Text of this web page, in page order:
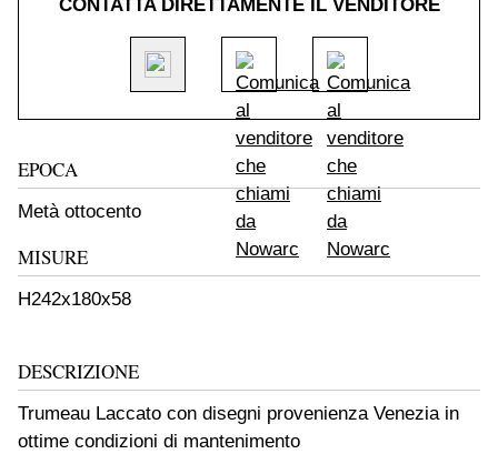
CONTATTA DIRETTAMENTE IL VENDITORE
EPOCA
Metà ottocento
MISURE
H242x180x58
DESCRIZIONE
Trumeau Laccato con disegni provenienza Venezia in
ottime condizioni di mantenimento